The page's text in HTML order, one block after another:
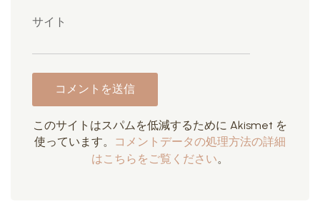
サイト
このサイトはスパムを低減するために Akismet を
使っています。
コメントデータの処理方法の詳細
はこちらをご覧ください。